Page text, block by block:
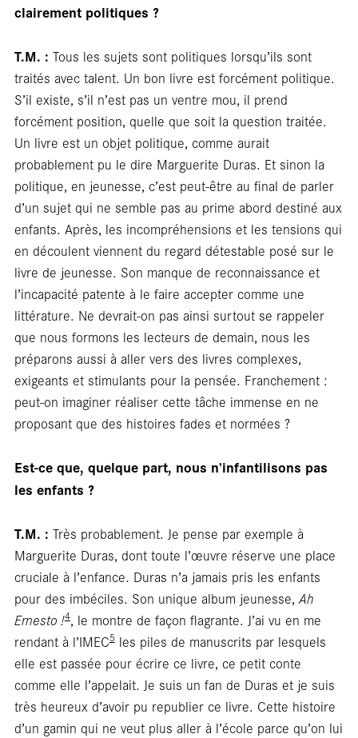
clairement politiques ?
T.M. : Tous les sujets sont politiques lorsqu’ils sont
traités avec talent. Un bon livre est forcément politique.
S’il existe, s’il n’est pas un ventre mou, il prend
forcément position, quelle que soit la question traitée.
Un livre est un objet politique, comme aurait
probablement pu le dire Marguerite Duras. Et sinon la
politique, en jeunesse, c’est peut-être au final de parler
d’un sujet qui ne semble pas au prime abord destiné aux
enfants. Après, les incompréhensions et les tensions qui
en découlent viennent du regard détestable posé sur le
livre de jeunesse. Son manque de reconnaissance et
l’incapacité patente à le faire accepter comme une
littérature. Ne devrait-on pas ainsi surtout se rappeler
que nous formons les lecteurs de demain, nous les
préparons aussi à aller vers des livres complexes,
exigeants et stimulants pour la pensée. Franchement :
peut-on imaginer réaliser cette tâche immense en ne
proposant que des histoires fades et normées ?
Est-ce que, quelque part, nous n’infantilisons pas
les enfants ?
T.M. : Très probablement. Je pense par exemple à
Marguerite Duras, dont toute l’œuvre réserve une place
cruciale à l’enfance. Duras n’a jamais pris les enfants
pour des imbéciles. Son unique album jeunesse,Ah
Ernesto !4, le montre de façon flagrante. J’ai vu en me
rendant à l’IMEC5les piles de manuscrits par lesquels
elle est passée pour écrire ce livre, ce petit conte
comme elle l’appelait. Je suis un fan de Duras et je suis
très heureux d’avoir pu republier ce livre. Cette histoire
d’un gamin qui ne veut plus aller à l’école parce qu’on lui